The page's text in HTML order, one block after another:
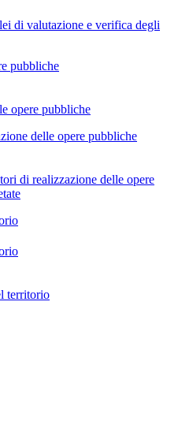
di valutazione e verifica degli
pubbliche
opere pubbliche
delle opere pubbliche
di realizzazione delle opere
territorio